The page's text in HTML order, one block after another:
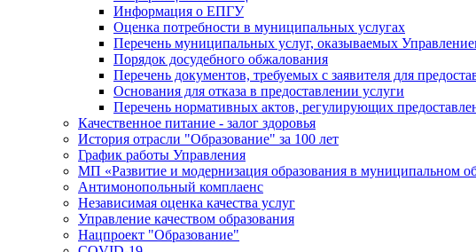
Информация о ЕПГУ
Оценка потребности в муниципальных услугах
Перечень муниципальных услуг, оказываемых
Порядок досудебного обжалования
Перечень документов, требуемых с заявителя для
Основания для отказа в предоставлении услуги
Перечень нормативных актов, регулирующих
Качественное питание - залог здоровья
История отрасли "Oбразованиe" за 100 лет
График работы Управления
МП «Развитие и модернизация образования в муниципальном
Антимонопольный комплаенс
Независимая оценка качества услуг
Управление качеством образования
Нацпроект "Образование"